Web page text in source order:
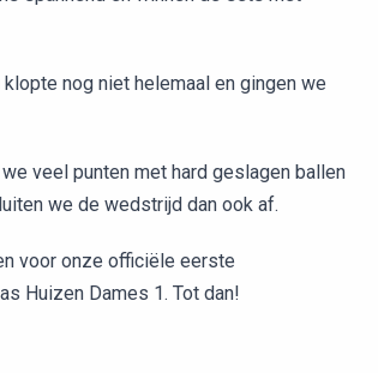
nog niet helemaal en gingen we
veel punten met hard geslagen ballen
we de wedstrijd dan ook af.
voor onze officiële eerste
Huizen Dames 1. Tot dan!